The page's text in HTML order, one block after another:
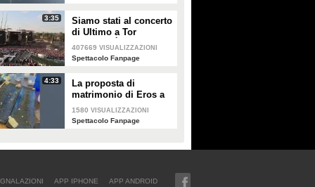
3:35
Siamo stati al concerto
di Ultimo a Tor
Vergata: "È il giorno
che aspettavo, questa è
407669 VISUALIZZAZIONI
Spettacolo Fanpage
4:33
La proposta di
matrimonio di Eros a
Guendalina Canessa
1580 VISUALIZZAZIONI
Spettacolo Fanpage
APP IPHONE APP ANDROID